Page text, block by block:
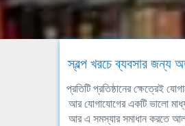
স্বল্প খরচে ব্যবসার জন্য
প্রতিটি প্রতিষ্ঠানের ক্ষেত্রেই
আর যোগাযোগের একটি ভালো
আর এ সমস্যার সমাধান করতে